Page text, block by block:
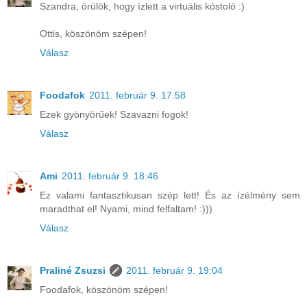
Szandra, örülök, hogy ízlett a virtuális kóstoló :)
Ottis, köszönöm szépen!
Válasz
Foodafok 2011. február 9. 17:58
Ezek gyönyörűek! Szavazni fogok!
Válasz
Ami 2011. február 9. 18:46
Ez valami fantasztikusan szép lett! És az ízélmény sem
maradthat el! Nyami, mind felfaltam! :)))
Válasz
Praliné Zsuzsi
2011. február 9. 19:04
Foodafok, köszönöm szépen!